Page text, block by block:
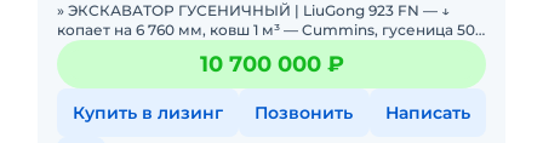
» ЭКСКАВАТОР ГУСЕНИЧНЫЙ | LiuGong 923 FN — ↓
копает на 6 760 мм, ковш 1 м³ — Cummins, гусеница 500
мм. В НАЛИЧИИ. Можно в ЛИЗИНГ. Це
10 700 000 ₽
Купить в лизинг Позвонить Написать